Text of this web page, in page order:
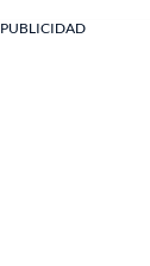
PUBLICIDAD